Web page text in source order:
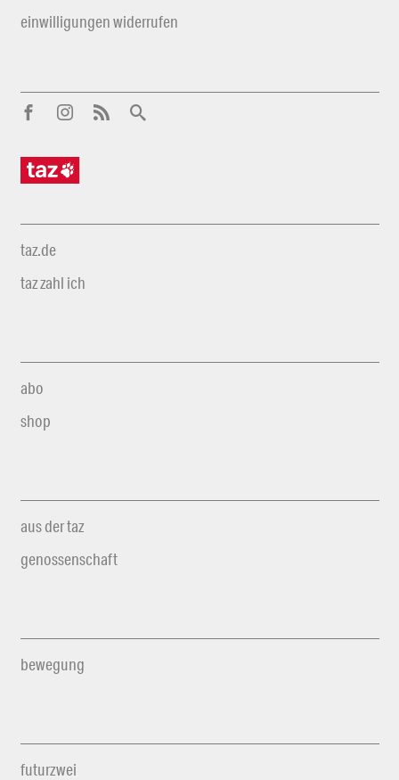
einwilligungen widerrufen
taz.de
taz zahl ich
abo
shop
aus der taz
genossenschaft
bewegung
futurzwei